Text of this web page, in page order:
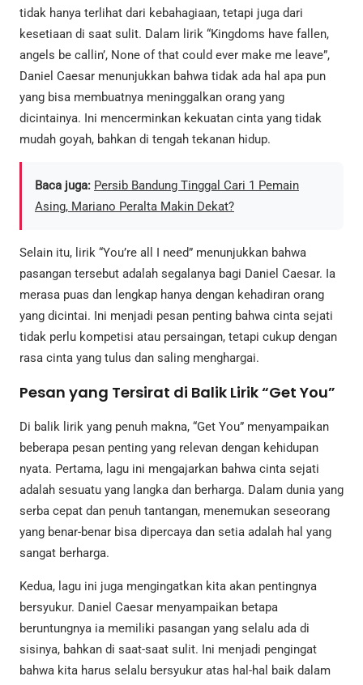
tidak hanya terlihat dari kebahagiaan, tetapi juga dari
kesetiaan di saat sulit. Dalam lirik “Kingdoms have fallen,
angels be callin’, None of that could ever make me leave”,
Daniel Caesar menunjukkan bahwa tidak ada hal apa pun
yang bisa membuatnya meninggalkan orang yang
dicintainya. Ini mencerminkan kekuatan cinta yang tidak
mudah goyah, bahkan di tengah tekanan hidup.
Baca juga: Persib Bandung Tinggal Cari 1 Pemain
Asing, Mariano Peralta Makin Dekat?
Selain itu, lirik “You’re all I need” menunjukkan bahwa
pasangan tersebut adalah segalanya bagi Daniel Caesar. Ia
merasa puas dan lengkap hanya dengan kehadiran orang
yang dicintai. Ini menjadi pesan penting bahwa cinta sejati
tidak perlu kompetisi atau persaingan, tetapi cukup dengan
rasa cinta yang tulus dan saling menghargai.
Pesan yang Tersirat di Balik Lirik “Get You”
Di balik lirik yang penuh makna, “Get You” menyampaikan
beberapa pesan penting yang relevan dengan kehidupan
nyata. Pertama, lagu ini mengajarkan bahwa cinta sejati
adalah sesuatu yang langka dan berharga. Dalam dunia yang
serba cepat dan penuh tantangan, menemukan seseorang
yang benar-benar bisa dipercaya dan setia adalah hal yang
sangat berharga.
Kedua, lagu ini juga mengingatkan kita akan pentingnya
bersyukur. Daniel Caesar menyampaikan betapa
beruntungnya ia memiliki pasangan yang selalu ada di
sisinya, bahkan di saat-saat sulit. Ini menjadi pengingat
bahwa kita harus selalu bersyukur atas hal-hal baik dalam